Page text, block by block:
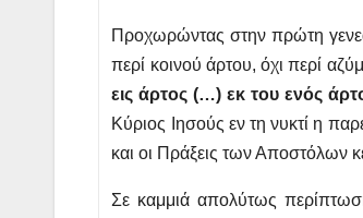
Προχωρώντας στην πρώτη
περί κοινού άρτου, όχι περί
εις άρτος (…) εκ του ενός
Κύριος Ιησούς εν τη νυκτί η
και οι Πράξεις των Αποστόλων
Σε καμμιά απολύτως